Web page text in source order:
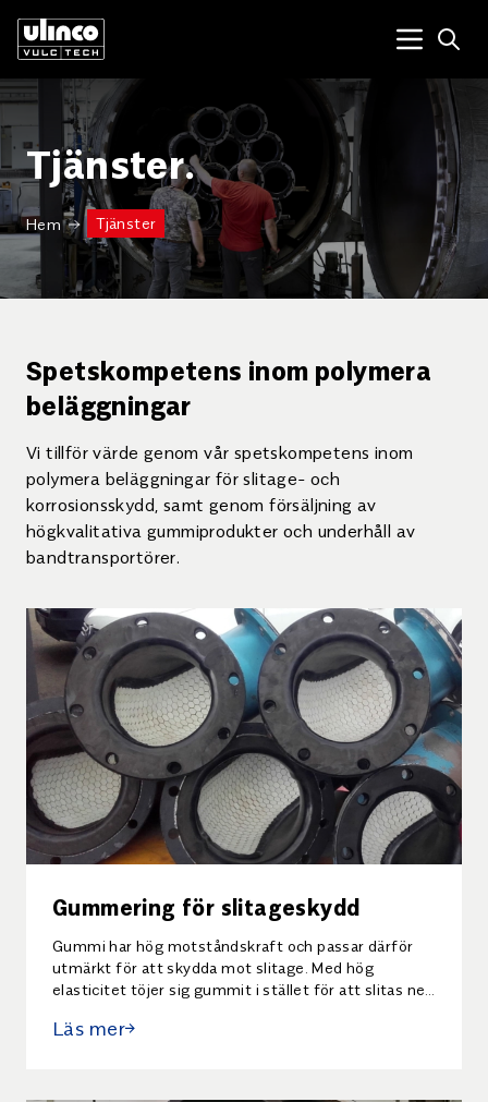
Menu
Tjänster.
Hem Tjänster
Spetskompetens inom polymera
beläggningar
Vi tillför värde genom vår spetskompetens inom
polymera beläggningar för slitage- och
korrosionsskydd, samt genom försäljning av
högkvalitativa gummiprodukter och underhåll av
bandtransportörer.
Gummering för slitageskydd
Gummi har hög motståndskraft och passar därför
utmärkt för att skydda mot slitage. Med hög
elasticitet töjer sig gummit i stället för att slitas ned
ljuddämpande effekt för de ljud som ofta
Läs mer